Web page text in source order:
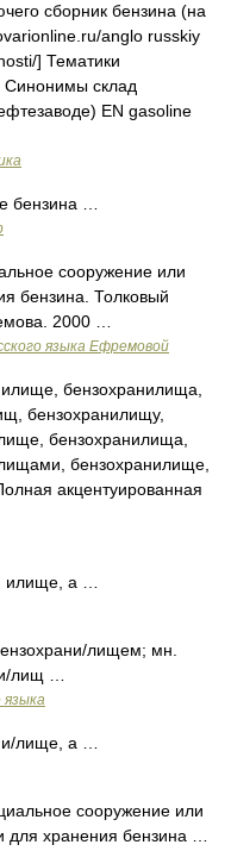
сборник бензина (на
anglo russkiy
] Тематики
Синонимы склад
EN gasoline
бензина …
сооружение или
бензина. Толковый
2000 …
языка Ефремовой
бензохранилища,
бензохранилищу,
бензохранилища,
бензохранилище,
акцентуированная
илище, а …
лищем; мн.
лищ …
языка
лище, а …
сооружение или
хранения бензина …